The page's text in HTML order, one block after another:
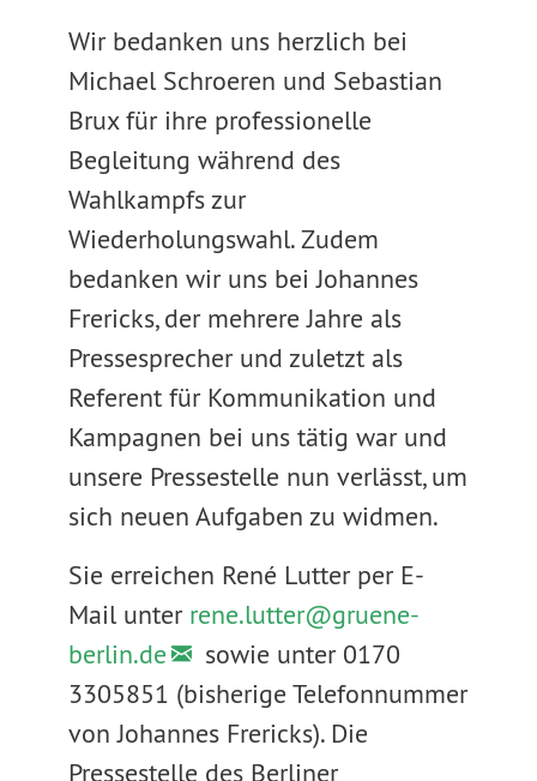
Wir bedanken uns herzlich bei
Michael Schroeren und Sebastian
Brux für ihre professionelle
Begleitung während des
Wahlkampfs zur
Wiederholungswahl. Zudem
bedanken wir uns bei Johannes
Frericks, der mehrere Jahre als
Pressesprecher und zuletzt als
Referent für Kommunikation und
Kampagnen bei uns tätig war und
unsere Pressestelle nun verlässt, um
sich neuen Aufgaben zu widmen.
Sie erreichen René Lutter per E-
Mail unter rene.lutter@gruene-
berlin.de
sowie unter 0170
3305851 (bisherige Telefonnummer
von Johannes Frericks). Die
Pressestelle des Berliner